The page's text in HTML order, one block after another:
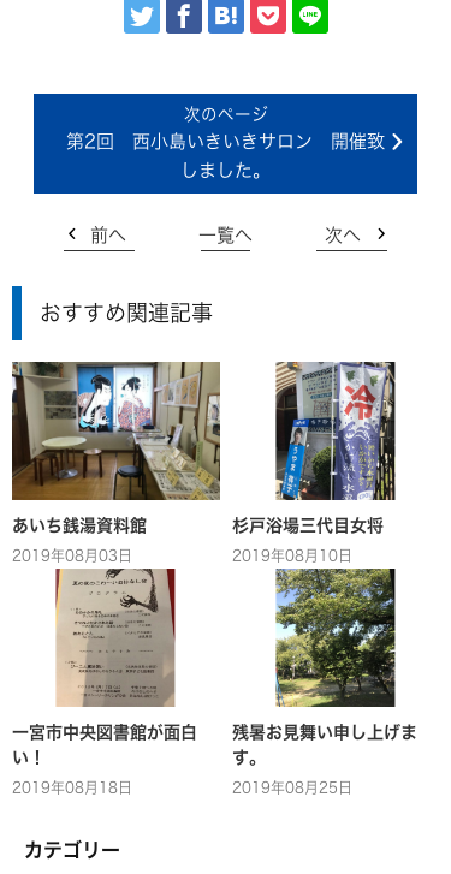
第2回 西小島いきいきサロン 開催致
しました。
前へ 一覧へ 次へ
おすすめ関連記事
あいち銭湯資料館
2019年08月03日
杉戸浴場三代目女将
2019年08月10日
一宮市中央図書館が面白
い！
2019年08月18日
残暑お見舞い申し上げま
す。
2019年08月25日
カテゴリー